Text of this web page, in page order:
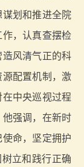
划和推进全院
，认真查摆检
风清气正的科
配置机制，激
中央巡视过程
强调，在新时
命，坚定拥护
立和践行正确